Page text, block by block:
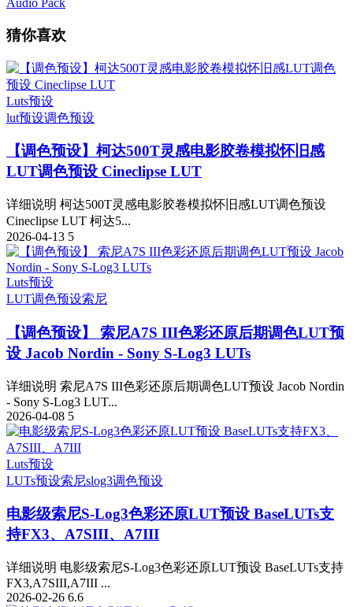
Audio Pack
猜你喜欢
Luts预设
lut预设调色预设
【调色预设】柯达500T灵感电影胶卷模拟怀旧感
LUT调色预设 Cineclipse LUT
详细说明 柯达500T灵感电影胶卷模拟怀旧感LUT调色预设
Cineclipse LUT 柯达5...
2026-04-13 5
Luts预设
LUT调色预设索尼
【调色预设】 索尼A7S III色彩还原后期调色LUT预
设 Jacob Nordin - Sony S-Log3 LUTs
详细说明 索尼A7S III色彩还原后期调色LUT预设 Jacob Nordin
- Sony S-Log3 LUT...
2026-04-08 5
Luts预设
LUTs预设索尼slog3调色预设
电影级索尼S-Log3色彩还原LUT预设 BaseLUTs支
持FX3、A7SIII、A7III
详细说明 电影级索尼S-Log3色彩还原LUT预设 BaseLUTs支持
FX3,A7SIII,A7III ...
2026-02-26 6.6